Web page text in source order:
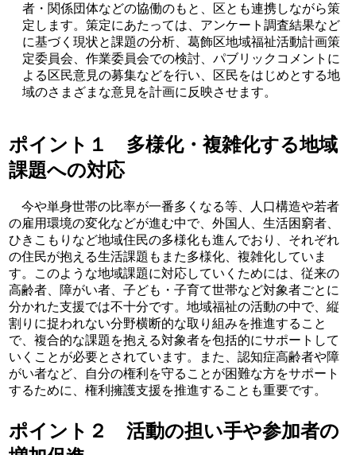
者・関係団体などの協働のもと、区とも連携しながら策
定します。策定にあたっては、アンケート調査結果など
に基づく現状と課題の分析、葛飾区地域福祉活動計画策
定委員会、作業委員会での検討、パブリックコメントに
よる区民意見の募集などを行い、区民をはじめとする地
域のさまざまな意見を計画に反映させます。
ポイント１ 多様化・複雑化する地域
課題への対応
今や単身世帯の比率が一番多くなる等、人口構造や若者
の雇用環境の変化などが進む中で、外国人、生活困窮者、
ひきこもりなど地域住民の多様化も進んでおり、それぞれ
の住民が抱える生活課題もまた多様化、複雑化していま
す。このような地域課題に対応していくためには、従来の
高齢者、障がい者、子ども・子育て世帯など対象者ごとに
分かれた支援では不十分です。地域福祉の活動の中で、縦
割りに捉われない分野横断的な取り組みを推進すること
で、複合的な課題を抱える対象者を包括的にサポートして
いくことが必要とされています。また、認知症高齢者や障
がい者など、自分の権利を守ることが困難な方をサポート
するために、権利擁護支援を推進することも重要です。
ポイント２ 活動の担い手や参加者の